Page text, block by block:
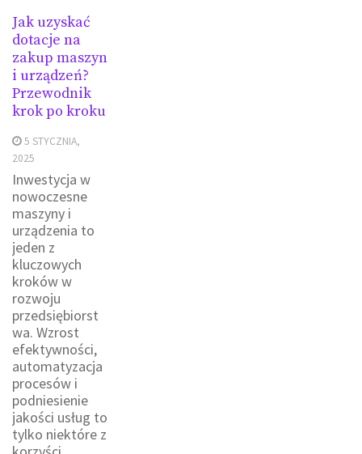
Jak uzyskać
dotacje na
zakup maszyn
i urządzeń?
Przewodnik
krok po kroku
5 STYCZNIA,
2025
Inwestycja w
nowoczesne
maszyny i
urządzenia to
jeden z
kluczowych
kroków w
rozwoju
przedsiębiorst
wa. Wzrost
efektywności,
automatyzacja
procesów i
podniesienie
jakości usług to
tylko niektóre z